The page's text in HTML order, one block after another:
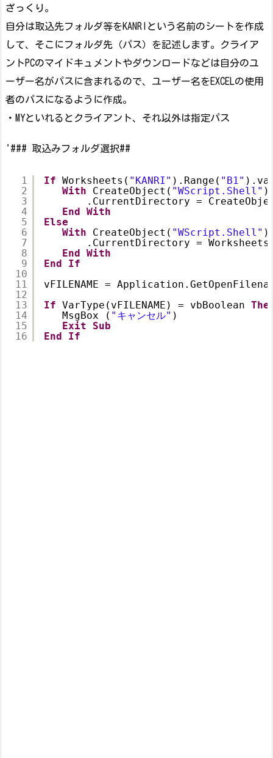
ざっくり。
自分は取込先フォルダ等をKANRIという名前のシートを作成
して、そこにフォルダ先（パス）を記述します。クライア
ントPCのマイドキュメントやダウンロードなどは自分のユ
ーザー名がパスに含まれるので、ユーザー名をEXCELの使用
者のパスになるように作成。
・MYといれるとクライアント、それ以外は指定パス
'### 取込みフォルダ選択##
1
2
3
4
5
6
7
8
9
10
11
12
13
14
15
16
If Worksheets( "KANRI" ).Range( "B1"
With
CreateObject( "WScript.Shell" )
.CurrentDirectory =
End
With
Else
With
CreateObject( "WScript.Shell" )
.CurrentDirectory =
End
With
End
If
vFILENAME =
If VarType(vFILENAME) = vbBoolean
MsgBox ( "キャンセル" )
Exit
Sub
End
If